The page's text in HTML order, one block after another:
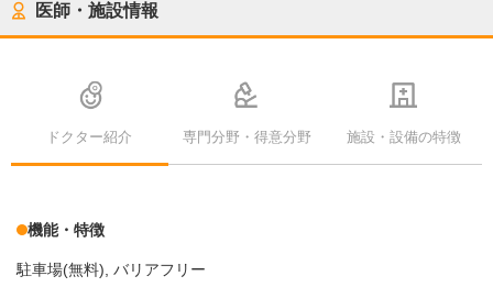
医師・施設情報
ドクター紹介 専門分野・得意分野 施設・設備の特徴
機能・特徴
駐車場(無料) バリアフリー